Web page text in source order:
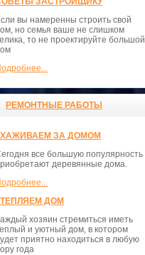
вы намеренны строить свой
но семья ваше не слишком
то не проектируйте большой
РЕМОНТНЫЕ РАБОТЫ
ЗА ДОМОМ
все большую популярность
деревянные дома.
ДОМ
хозяин стремиться иметь
и уютный дом, в котором
приятно находиться в любую
года